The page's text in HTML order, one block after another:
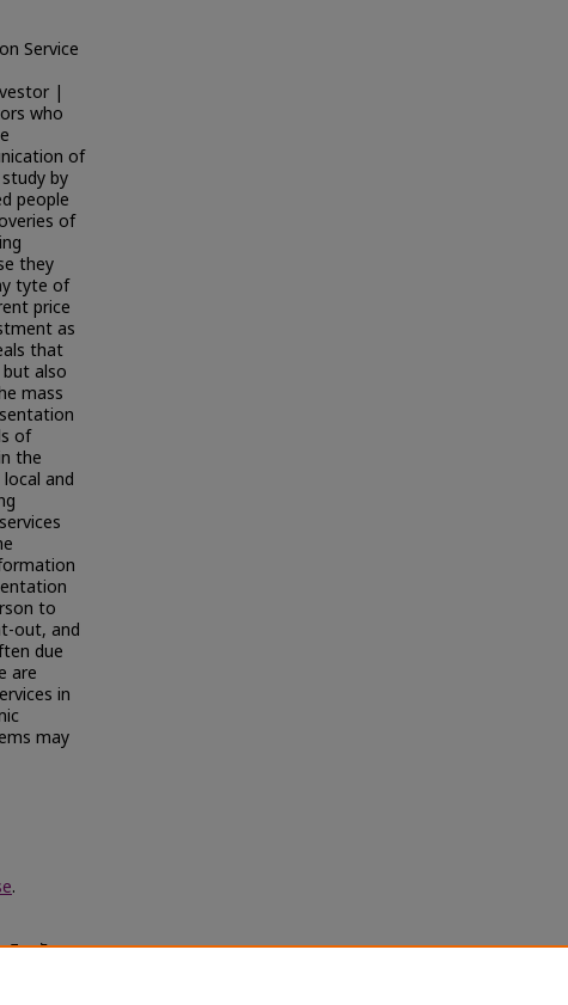
Service
|
who
of
by
people
of
they
tyte of
price
as
that
also
mass
of
the
and
to
out, and
due
are
in
may
.
กิจหลัก